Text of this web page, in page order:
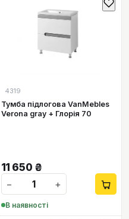
4319
Тумба підлогова VanMebles
Verona gray + Глорія 70
11 650 ₴
−
+
В наявності